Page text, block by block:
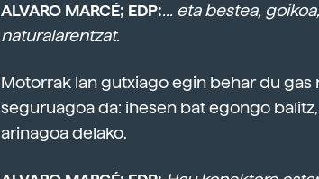
ALVARO MARCÉ; EDP:... eta bestea,
naturalarentzat.
Motorrak lan gutxiago egin behar du gas
seguruagoa da: ihesen bat egongo
arinagoa delako.